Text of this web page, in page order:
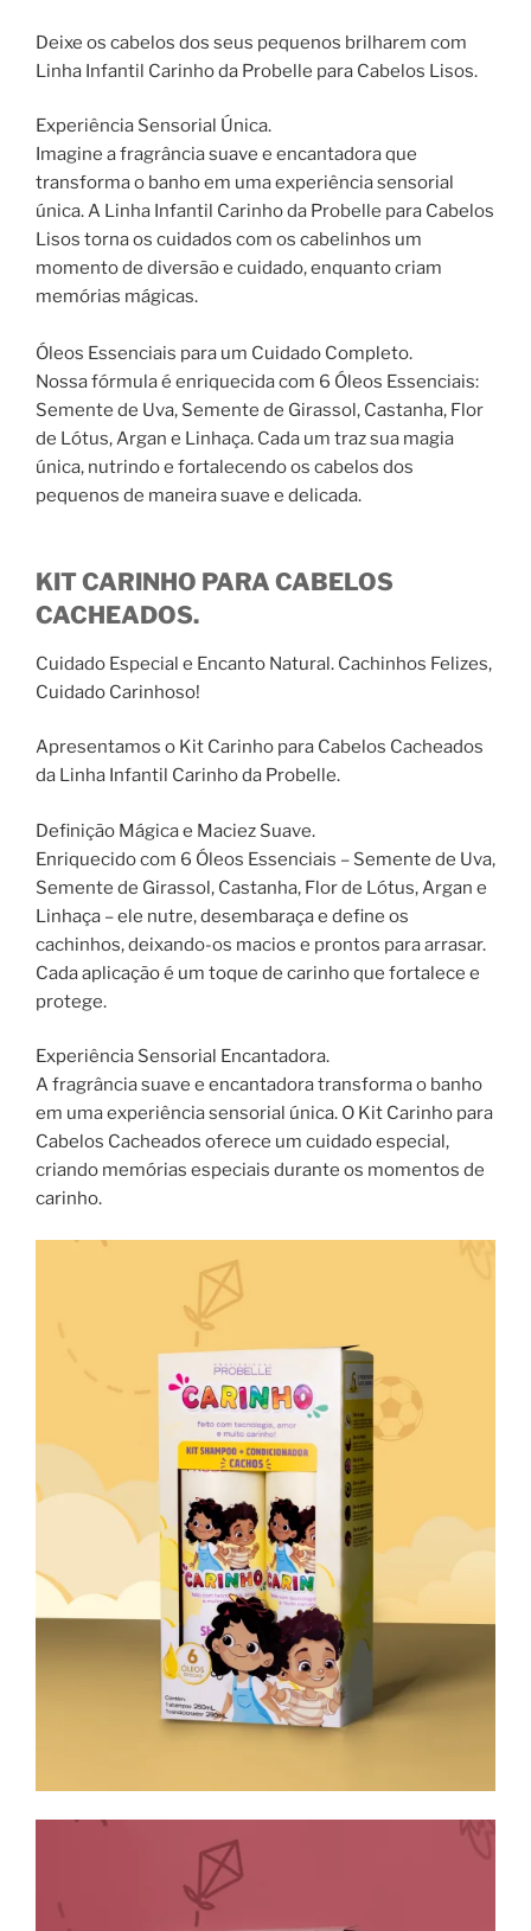
Deixe os cabelos dos seus pequenos brilharem com
Linha Infantil Carinho da Probelle para Cabelos Lisos.
Experiência Sensorial Única.
Imagine a fragrância suave e encantadora que
transforma o banho em uma experiência sensorial
única. A Linha Infantil Carinho da Probelle para Cabelos
Lisos torna os cuidados com os cabelinhos um
momento de diversão e cuidado, enquanto criam
memórias mágicas.
Óleos Essenciais para um Cuidado Completo.
Nossa fórmula é enriquecida com 6 Óleos Essenciais:
Semente de Uva, Semente de Girassol, Castanha, Flor
de Lótus, Argan e Linhaça. Cada um traz sua magia
única, nutrindo e fortalecendo os cabelos dos
pequenos de maneira suave e delicada.
KIT CARINHO PARA CABELOS
CACHEADOS.
Cuidado Especial e Encanto Natural. Cachinhos Felizes,
Cuidado Carinhoso!
Apresentamos o Kit Carinho para Cabelos Cacheados
da Linha Infantil Carinho da Probelle.
Definição Mágica e Maciez Suave.
Enriquecido com 6 Óleos Essenciais – Semente de Uva,
Semente de Girassol, Castanha, Flor de Lótus, Argan e
Linhaça – ele nutre, desembaraça e define os
cachinhos, deixando-os macios e prontos para arrasar.
Cada aplicação é um toque de carinho que fortalece e
protege.
Experiência Sensorial Encantadora.
A fragrância suave e encantadora transforma o banho
em uma experiência sensorial única. O Kit Carinho para
Cabelos Cacheados oferece um cuidado especial,
criando memórias especiais durante os momentos de
carinho.